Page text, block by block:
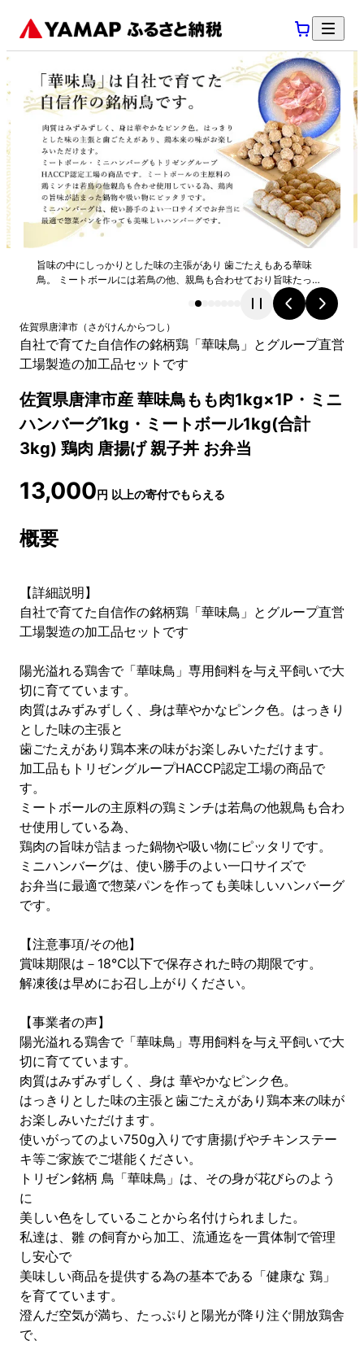
旨味の中にしっかりとした味の主張があり 歯ごたえもある華味
鳥。 ミートボールには若鳥の他、親鳥も合わせており旨味たっぷ
佐賀県唐津市 （ さがけんからつし ）
自社で育てた自信作の銘柄鶏「華味鳥」とグループ直営
工場製造の加工品セットです
佐賀県唐津市産 華味鳥もも肉1kg×1P・ミニ
ハンバーグ1kg・ミートボール1kg(合計
3kg) 鶏肉 唐揚げ 親子丼 お弁当
13,000円 以上の寄付でもらえる
概要
【詳細説明】
自社で育てた自信作の銘柄鶏「華味鳥」とグループ直営
工場製造の加工品セットです
陽光溢れる鶏舎で「華味鳥」専用飼料を与え平飼いで大
切に育てています。
肉質はみずみずしく、身は華やかなピンク色。はっきり
とした味の主張と
歯ごたえがあり鶏本来の味がお楽しみいただけます。
加工品もトリゼングループHACCP認定工場の商品で
す。
ミートボールの主原料の鶏ミンチは若鳥の他親鳥も合わ
せ使用している為、
鶏肉の旨味が詰まった鍋物や吸い物にピッタリです。
ミニハンバーグは、使い勝手のよい一口サイズで
お弁当に最適で惣菜パンを作っても美味しいハンバーグ
です。
【注意事項/その他】
賞味期限は－18℃以下で保存された時の期限です。
解凍後は早めにお召し上がりください。
【事業者の声】
陽光溢れる鶏舎で「華味鳥」専用飼料を与え平飼いで大
切に育てています。
肉質はみずみずしく、身は 華やかなピンク色。
はっきりとした味の主張と歯ごたえがあり鶏本来の味が
お楽しみいただけます。
使いがってのよい750g入りです唐揚げやチキンステー
キ等ご家族でご堪能ください。
トリゼン銘柄 鳥「華味鳥」は、その身が花びらのよう
に
美しい色をしていることから名付けられました。
私達は、雛 の飼育から加工、流通迄を一貫体制で管理
し安心で
美味しい商品を提供する為の基本である「健康な 鶏」
を育てています。
澄んだ空気が満ち、たっぷりと陽光が降り注ぐ開放鶏舎
で、